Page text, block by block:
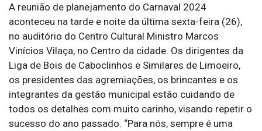
A reunião de planejamento do Carnaval 2024
aconteceu na tarde e noite da última sexta-feira (26),
no auditório do Centro Cultural Ministro Marcos
Vinícios Vilaça, no Centro da cidade. Os dirigentes da
Liga de Bois de Caboclinhos e Similares de Limoeiro,
os presidentes das agremiações, os brincantes e os
integrantes da gestão municipal estão cuidando de
todos os detalhes com muito carinho, visando repetir o
sucesso do ano passado. “Para nós, sempre é uma